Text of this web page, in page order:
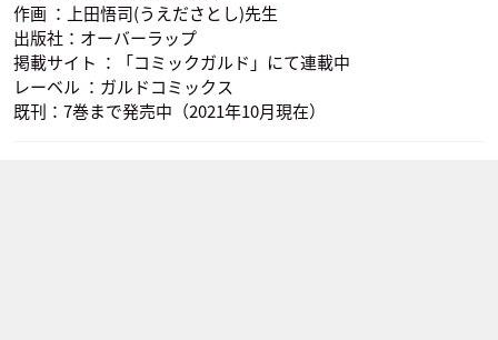
作画 ：上田悟司(うえださとし)先生
出版社：オーバーラップ
掲載サイト ：「コミックガルド」にて連載中
レーベル ：ガルドコミックス
既刊：7巻まで発売中（2021年10月現在）